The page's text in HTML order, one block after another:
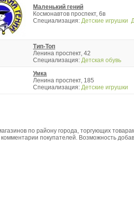
Маленький гений
Космонавтов проспект, 6в
Специализация: Детские игрушки
Тип-Топ
Ленина проспект, 42
Специализация: Детская обувь
Умка
Ленина проспект, 185
Специализация: Детские игрушки
по району города, торгующих
покупателей. Возможность